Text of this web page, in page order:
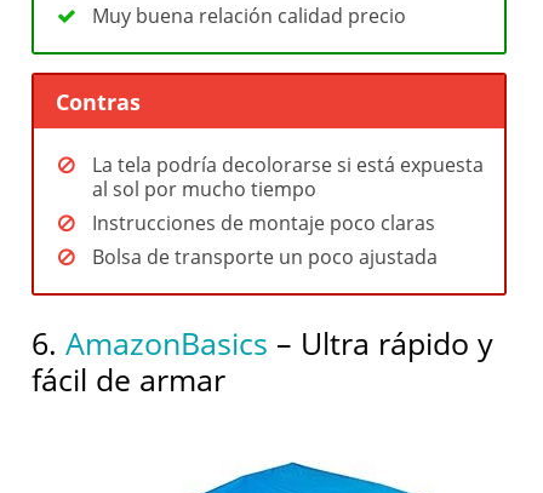
Muy buena relación calidad precio
Contras
La tela podría decolorarse si está expuesta
al sol por mucho tiempo
Instrucciones de montaje poco claras
Bolsa de transporte un poco ajustada
6.AmazonBasics – Ultra rápido y
fácil de armar